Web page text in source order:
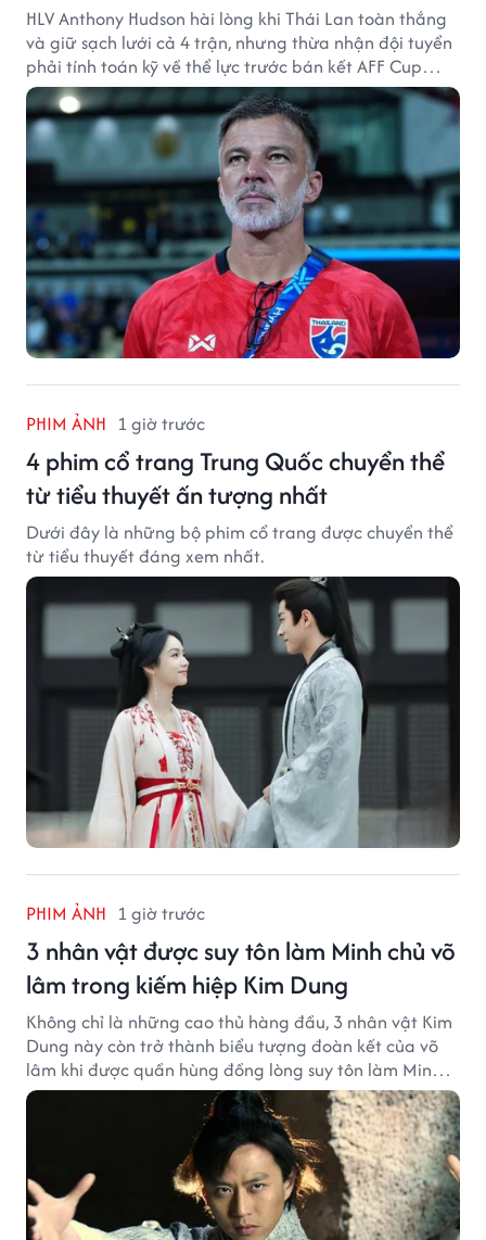
HLV Anthony Hudson hài lòng khi Thái Lan toàn thắng
và giữ sạch lưới cả 4 trận, nhưng thừa nhận đội tuyển
phải tính toán kỹ về thể lực trước bán kết AFF Cup
2026.
PHIM ẢNH 1 giờ trước
4 phim cổ trang Trung Quốc chuyển thể
từ tiểu thuyết ấn tượng nhất
Dưới đây là những bộ phim cổ trang được chuyển thể
từ tiểu thuyết đáng xem nhất.
PHIM ẢNH 1 giờ trước
3 nhân vật được suy tôn làm Minh chủ võ
lâm trong kiếm hiệp Kim Dung
Không chỉ là những cao thủ hàng đầu, 3 nhân vật Kim
Dung này còn trở thành biểu tượng đoàn kết của võ
lâm khi được quần hùng đồng lòng suy tôn làm Minh
chủ.